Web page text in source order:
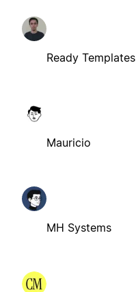
Ready Templates
Mauricio
MH Systems